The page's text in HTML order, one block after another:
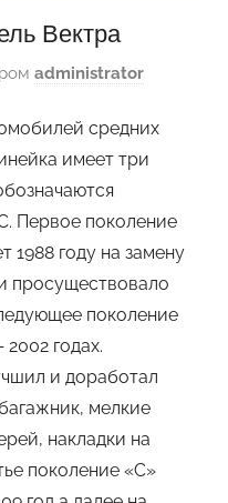
Вектра
administrator
средних
имеет три
Первое поколение
1988 году на замену
просуществовало
поколение
годах.
и доработал
мелкие
накладки на
поколение «C»